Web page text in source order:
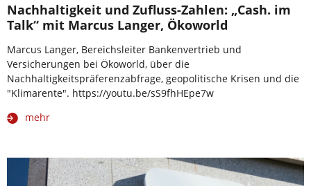
Nachhaltigkeit und Zufluss-Zahlen: „Cash. im
Talk“ mit Marcus Langer, Ökoworld
Marcus Langer, Bereichsleiter Bankenvertrieb und
Versicherungen bei Ökoworld, über die
Nachhaltigkeitspräferenzabfrage, geopolitische Krisen und die
"Klimarente". https://youtu.be/sS9fhHEpe7w
mehr